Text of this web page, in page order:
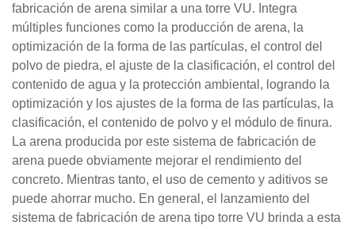
fabricación de arena similar a una torre VU. Integra
múltiples funciones como la producción de arena, la
optimización de la forma de las partículas, el control del
polvo de piedra, el ajuste de la clasificación, el control del
contenido de agua y la protección ambiental, logrando la
optimización y los ajustes de la forma de las partículas, la
clasificación, el contenido de polvo y el módulo de finura.
La arena producida por este sistema de fabricación de
arena puede obviamente mejorar el rendimiento del
concreto. Mientras tanto, el uso de cemento y aditivos se
puede ahorrar mucho. En general, el lanzamiento del
sistema de fabricación de arena tipo torre VU brinda a esta